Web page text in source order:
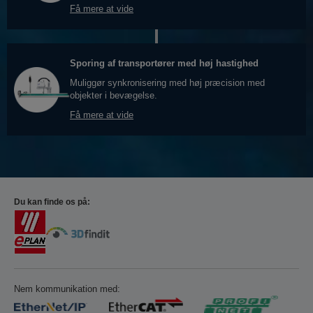
Få mere at vide
Sporing af transportører med høj hastighed
Muliggør synkronisering med høj præcision med
objekter i bevægelse.
Få mere at vide
Du kan finde os på:
Nem kommunikation med: